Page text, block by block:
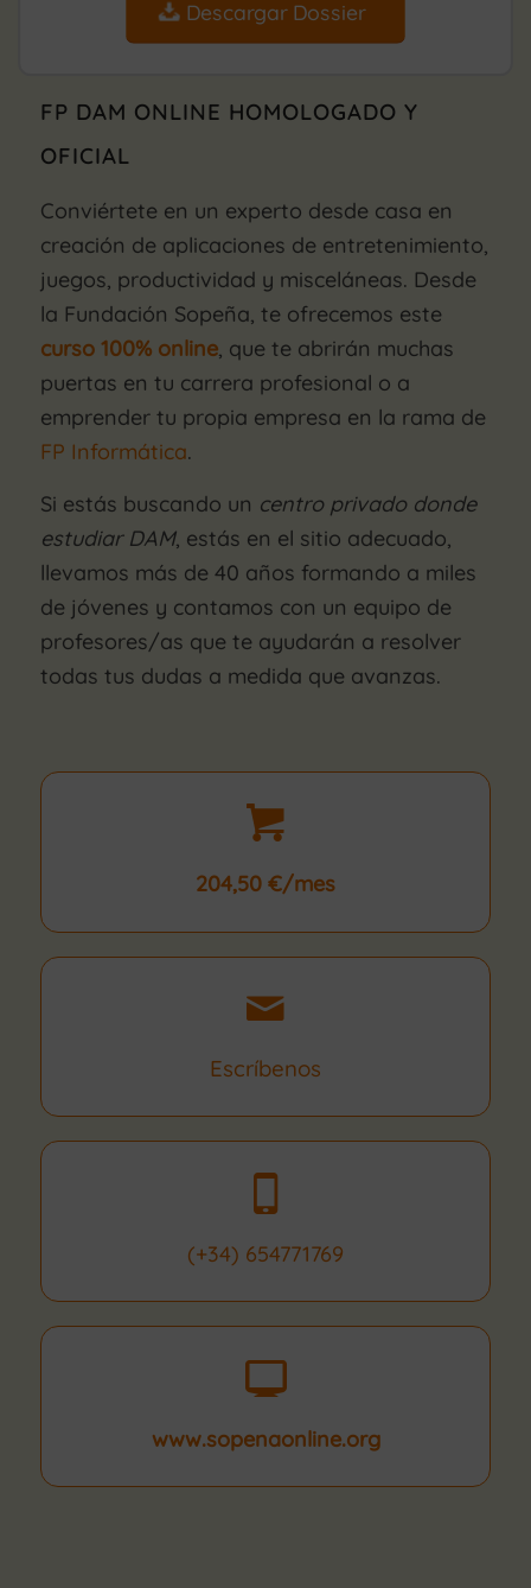
Descargar Dossier
FP DAM ONLINE HOMOLOGADO Y
OFICIAL
Conviértete en un experto desde casa en
creación de aplicaciones de entretenimiento,
juegos, productividad y misceláneas. Desde
la Fundación Sopeña, te ofrecemos este
curso 100% online, que te abrirán muchas
puertas en tu carrera profesional o a
emprender tu propia empresa en la rama de
FP Informática.
Si estás buscando un centro privado donde
estudiar DAM, estás en el sitio adecuado,
llevamos más de 40 años formando a miles
de jóvenes y contamos con un equipo de
profesores/as que te ayudarán a resolver
todas tus dudas a medida que avanzas.
204,50 €/mes
Escríbenos
(+34) 654771769
www.sopenaonline.org